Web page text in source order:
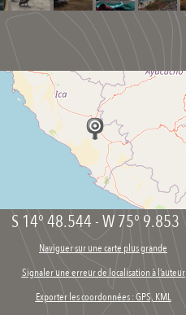
S 14° 48.544-W 75° 9.853
Naviguer sur une carte plus grande
Signaler une erreur de localisation à l’auteur
Exporter les coordonnées : GPS, KML